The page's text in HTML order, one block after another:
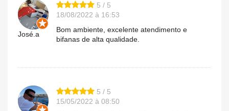
José.a
5 / 5
18/08/2022 à 16:53
Bom ambiente, excelente atendimento e
bifanas de alta qualidade.
5 / 5
15/05/2022 à 08:50